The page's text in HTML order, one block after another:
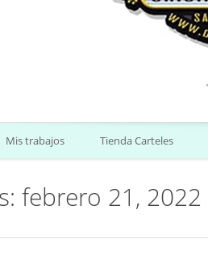
Mis trabajos Tienda Carteles
febrero 21, 2022